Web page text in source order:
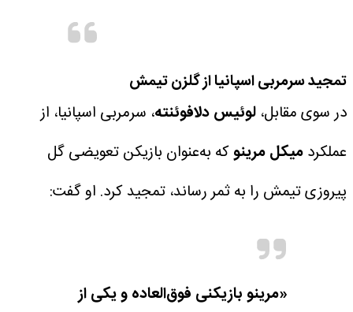
تمجید سرمربی اسپانیا از گلزن تیمش
در سوی مقابل، لوئیس دلافوئنته، سرمربی اسپانیا، از
عملکردمیکل مرینوکه به‌عنوان بازیکن تعویضی گل
پیروزی تیمش را به ثمر رساند، تمجید کرد. او گفت:
«مرینو بازیکنی فوق‌العاده و یکی از